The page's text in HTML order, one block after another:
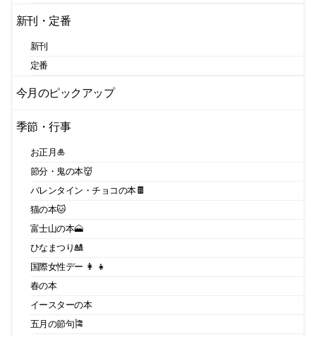
新刊・定番
新刊
定番
今月のピックアップ
季節・行事
お正月🎍
節分・鬼の本👹
バレンタイン・チョコの本🍫
猫の本🐱
富士山の本🗻
ひなまつり🎎
国際女性デー 👩 👧
春の本
イースターの本
五月の節句🎏